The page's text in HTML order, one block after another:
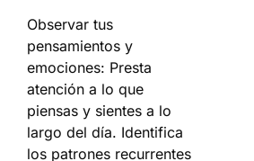
Observar tus
pensamientos y
emociones: Presta
atención a lo que
piensas y sientes a lo
largo del día. Identifica
los patrones recurrentes